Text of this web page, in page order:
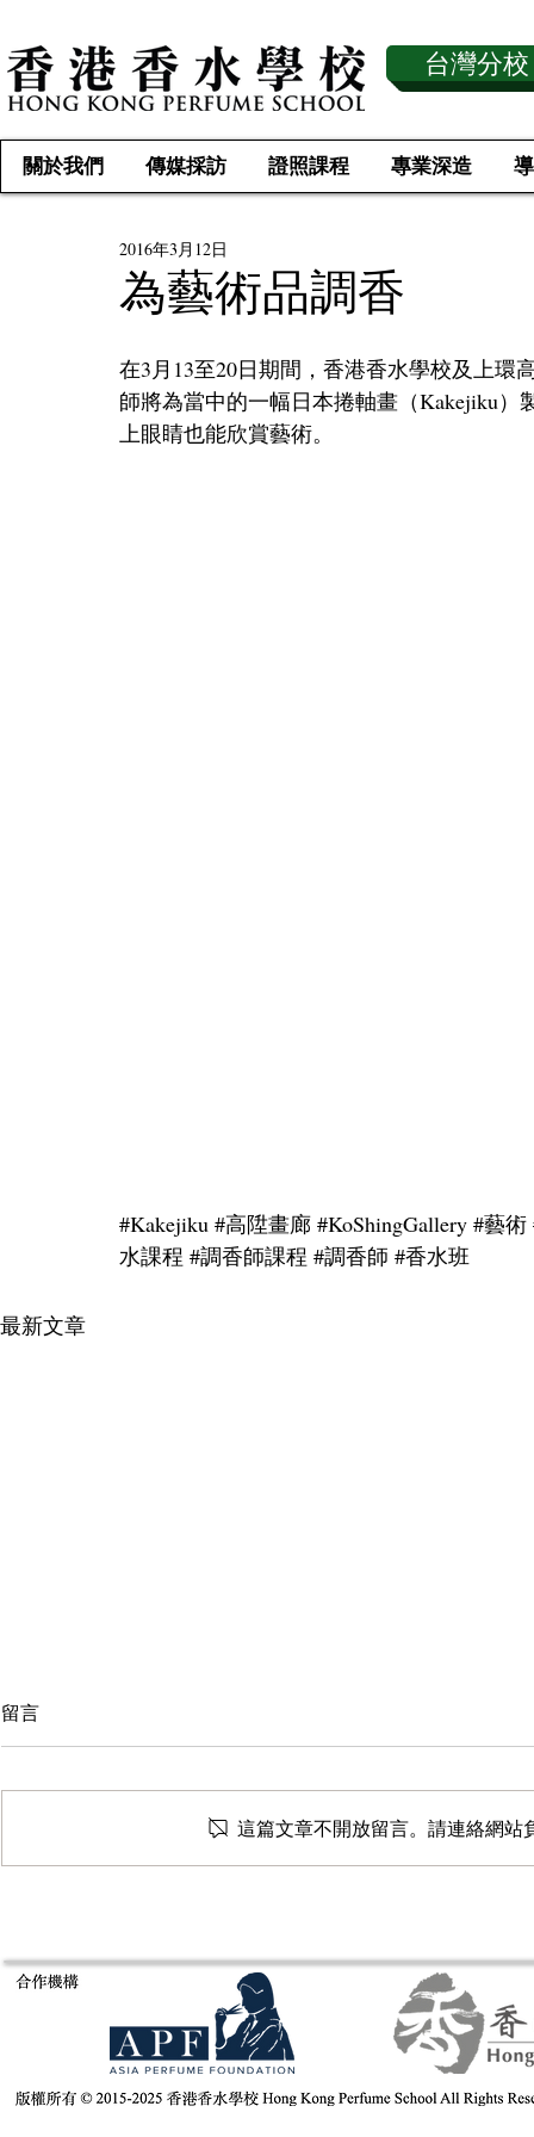
台灣分
關於我們 傳媒採訪 證照課程 專業深造
為藝術品調香
2016年3月12日
在3月13至20日期間，香港香水學校及上環
師將為當中的一幅日本捲軸畫（Kakejiku
上眼睛也能欣賞藝術。
#Kakejiku #高陞畫廊 #KoShingGallery #藝術
水課程 #調香師課程 #調香師 #香水班
最新文章
意大利米蘭
留言
這篇文章不開放留言。請連絡網站